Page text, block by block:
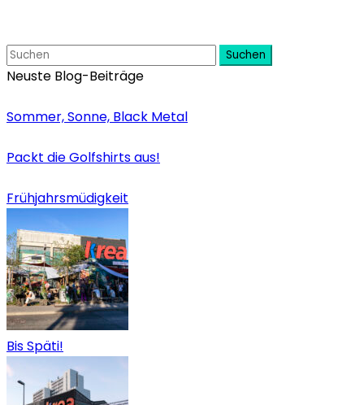
Suchen
Neuste Blog-Beiträge
Sommer, Sonne, Black Metal
Packt die Golfshirts aus!
Frühjahrsmüdigkeit
Bis Späti!